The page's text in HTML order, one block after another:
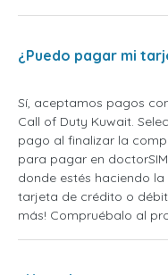
¿Puedo pagar mi
Sí, aceptamos pagos
Call of Duty Kuwait.
pago al finalizar la
para pagar en
donde estés haciendo
tarjeta de crédito o
más! Compruébalo al